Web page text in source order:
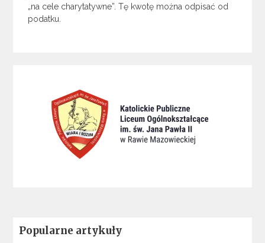
„na cele charytatywne”. Tę kwotę można odpisać od
podatku.
Popularne artykuły